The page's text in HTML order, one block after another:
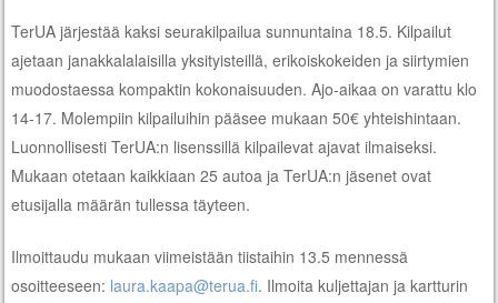
TerUA järjestää kaksi seurakilpailua sunnuntaina 18.5. Kilpailut
ajetaan janakkalalaisilla yksityisteillä, erikoiskokeiden ja siirtymien
muodostaessa kompaktin kokonaisuuden. Ajo-aikaa on varattu klo
14-17. Molempiin kilpailuihin pääsee mukaan 50€ yhteishintaan.
Luonnollisesti TerUA:n lisenssillä kilpailevat ajavat ilmaiseksi.
Mukaan otetaan kaikkiaan 25 autoa ja TerUA:n jäsenet ovat
etusijalla määrän tullessa täyteen.
Ilmoittaudu mukaan viimeistään tiistaihin 13.5 mennessä
osoitteeseen: laura.kaapa@terua.fi. Ilmoita kuljettajan ja kartturin